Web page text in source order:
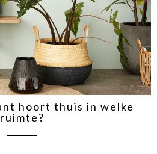
hoort thuis in welke
ruimte?